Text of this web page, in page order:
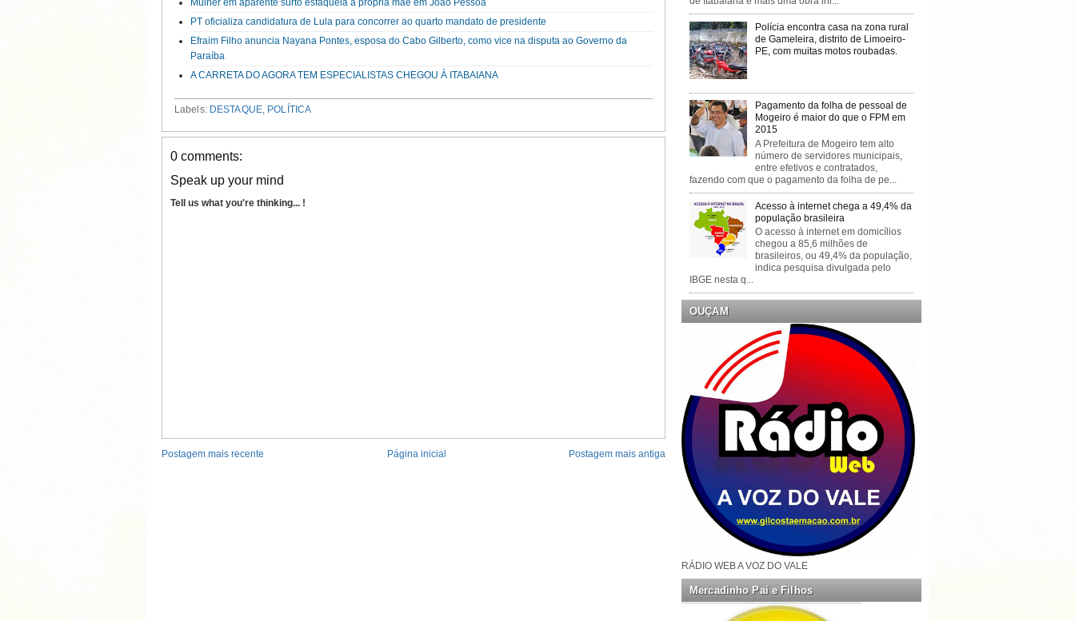
PT oficializa candidatura de Lula para concorrer ao quarto mandato de presidente
Efraim Filho anuncia Nayana Pontes, esposa do Cabo Gilberto, como vice na disputa ao Governo da
Paraíba
A CARRETA DO AGORA TEM ESPECIALISTAS CHEGOU À ITABAIANA
Labels: DESTAQUE, POLÍTICA
0 comments:
Speak up your mind
Tell us what you're thinking... !
Postagem mais recente Postagem mais antiga
Página inicial
Polícia encontra casa na zona rural
de Gameleira, distrito de Limoeiro-
PE, com muitas motos roubadas.
Pagamento da folha de pessoal de
Mogeiro é maior do que o FPM em
2015
A Prefeitura de Mogeiro tem alto
número de servidores municipais,
entre efetivos e contratados,
fazendo com que o pagamento da folha de pe...
Acesso à internet chega a 49,4% da
população brasileira
O acesso à internet em domicílios
chegou a 85,6 milhões de
brasileiros, ou 49,4% da população,
indica pesquisa divulgada pelo
IBGE nesta q...
OUÇAM
RÁDIO WEB A VOZ DO VALE
Mercadinho Pai e Filhos